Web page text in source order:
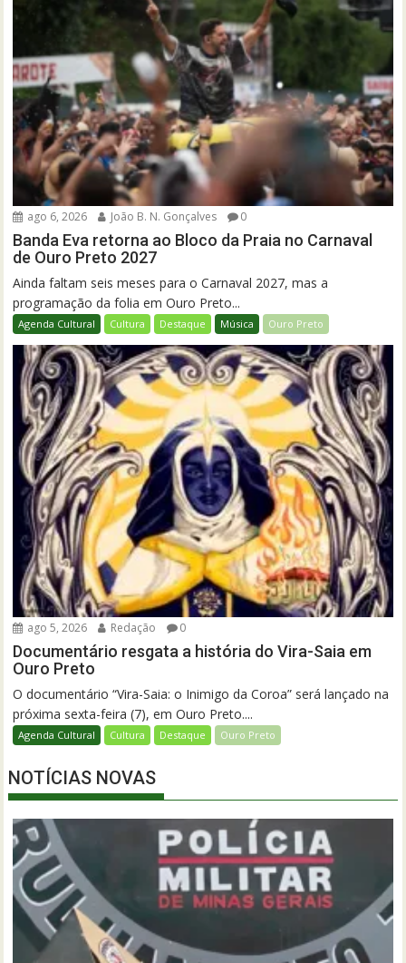
ago 6, 2026 João B. N. Gonçalves 0
Banda Eva retorna ao Bloco da Praia no Carnaval
de Ouro Preto 2027
Ainda faltam seis meses para o Carnaval 2027, mas a
programação da folia em Ouro Preto...
Agenda Cultural Cultura Destaque Música Ouro Preto
ago 5, 2026 Redação 0
Documentário resgata a história do Vira-Saia em
Ouro Preto
O documentário “Vira-Saia: o Inimigo da Coroa” será lançado na
próxima sexta-feira (7), em Ouro Preto....
Agenda Cultural Cultura Destaque Ouro Preto
NOTÍCIAS NOVAS